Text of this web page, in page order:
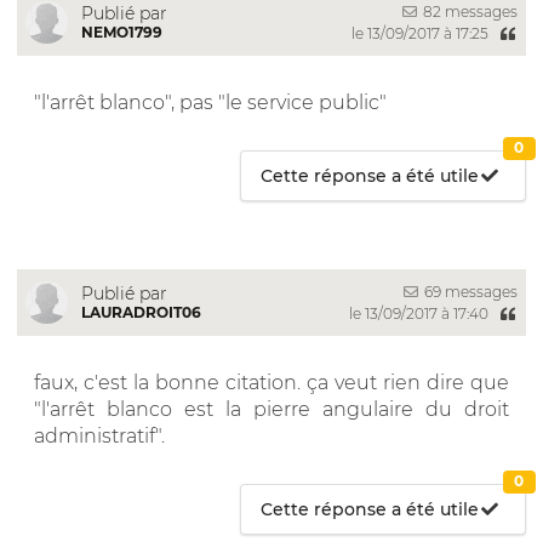
Publié par
NEMO1799
82 messages
le 13/09/2017 à 17:25
"l'arrêt blanco", pas "le service public"
Cette réponse a été utile
0
Publié par
LAURADROIT06
69 messages
le 13/09/2017 à 17:40
faux, c'est la bonne citation. ça veut rien dire que
"l'arrêt blanco est la pierre angulaire du droit
administratif".
Cette réponse a été utile
0